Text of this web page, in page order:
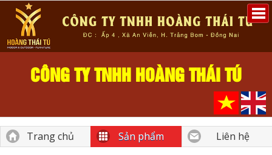
CÔNG TY TNHH HOÀNG THÁI TÚ
Trang chủ Sản phẩm Liên hệ